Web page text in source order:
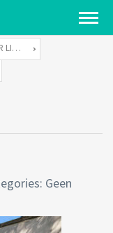
WOONARK ZONDER LIGPLAATS
Geen